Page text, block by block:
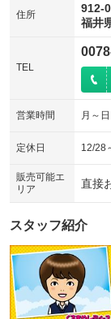
サイドドア
：装備なし
荷台幌付き
：装備なし
ヒッチメンバー
：装備なし
電動格納サード
：装備なし
ウォークスルー
：装備なし
電動リアゲート
シートエアコン
：装備なし
：装備なし
：装備なし
住所
912-
福井
TEL
営業時間 月～
定休日 12/28
販売可能エ
リア
直接
スタッフ紹介